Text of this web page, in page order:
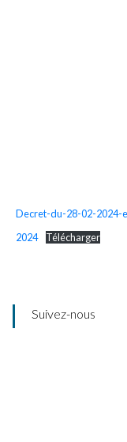
Decret-du-28-02-2024-
2024
Télécharger
Suivez-nous